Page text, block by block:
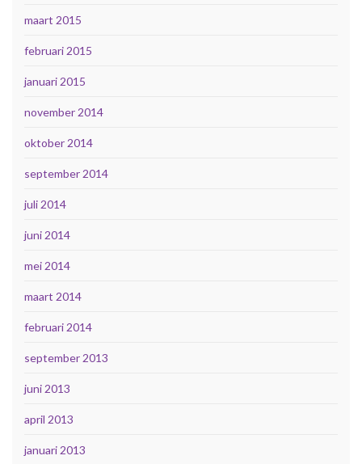
maart 2015
februari 2015
januari 2015
november 2014
oktober 2014
september 2014
juli 2014
juni 2014
mei 2014
maart 2014
februari 2014
september 2013
juni 2013
april 2013
januari 2013